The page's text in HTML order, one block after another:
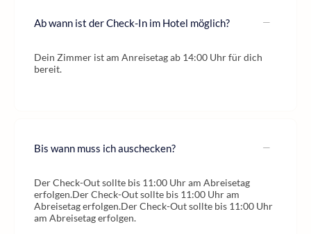
Ab wann ist der Check-In im Hotel möglich?
Dein Zimmer ist am Anreisetag ab 14:00 Uhr für dich
bereit.
Bis wann muss ich auschecken?
Der Check-Out sollte bis 11:00 Uhr am Abreisetag
erfolgen.Der Check-Out sollte bis 11:00 Uhr am
Abreisetag erfolgen.Der Check-Out sollte bis 11:00 Uhr
am Abreisetag erfolgen.